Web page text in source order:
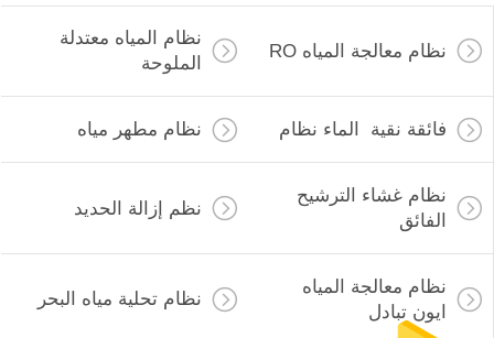
نظام معالجة المياه RO
نظام المياه معتدلة
الملوحة
فائقة نقية الماء نظام نظام مطهر مياه
نظام غشاء الترشيح
الفائق
نظم إزالة الحديد
نظام معالجة المياه
ايون تبادل
نظام تحلية مياه البحر